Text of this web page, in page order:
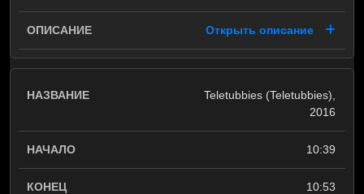
Открыть описание
Teletubbies (Teletubbies),
2016
10:39
10:53